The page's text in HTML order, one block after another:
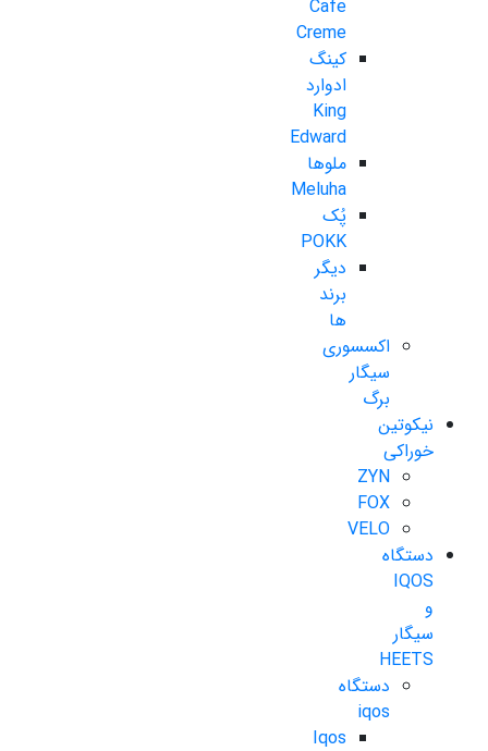
Cafe
Creme
کینگ
ادوارد
King
Edward
ملوها
Meluha
پُک
POKK
دیگر
برند
ها
اکسسوری
سیگار
برگ
نیکوتین
خوراکی
ZYN
FOX
VELO
دستگاه
IQOS
و
سیگار
HEETS
دستگاه
iqos
Iqos